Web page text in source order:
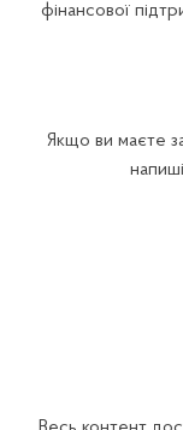
фінансової
Якщо ви маєте